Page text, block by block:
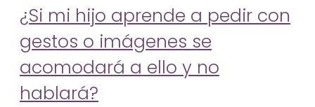
¿Si mi hijo aprende a pedir con
gestos o imágenes se
acomodará a ello y no
hablará?